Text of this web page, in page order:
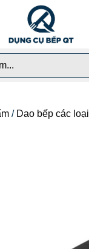
/ Dao bếp các loại